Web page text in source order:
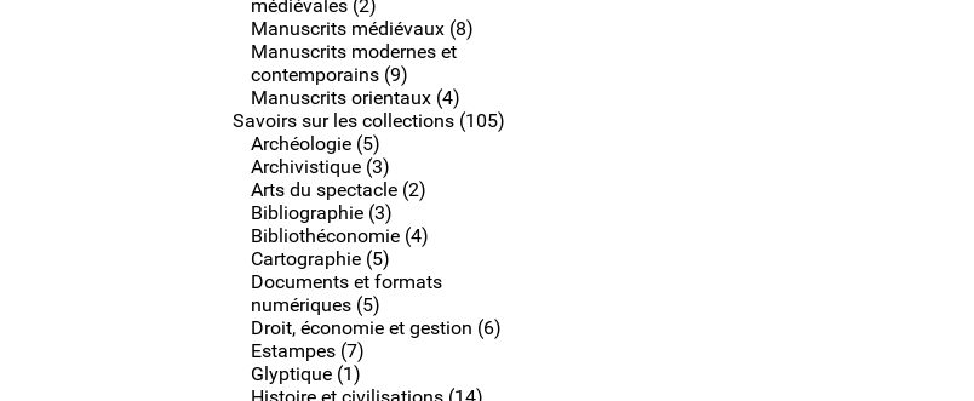
médiévales (2)
Manuscrits médiévaux (8)
Manuscrits modernes et
contemporains (9)
Manuscrits orientaux (4)
Savoirs sur les collections (105)
Archéologie (5)
Archivistique (3)
Arts du spectacle (2)
Bibliographie (3)
Bibliothéconomie (4)
Cartographie (5)
Documents et formats
numériques (5)
Droit, économie et gestion (6)
Estampes (7)
Glyptique (1)